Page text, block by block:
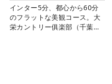
インター5分、都心から60分
のフラットな美観コース。大
栄カントリー俱楽部（千葉